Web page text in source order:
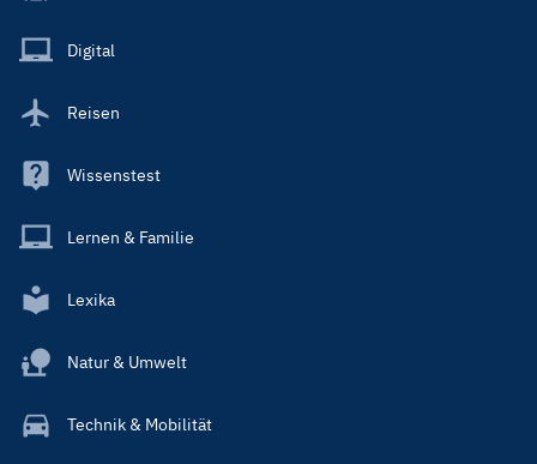
Main
Digital
Reisen
Wissenstest
Lernen & Familie
Lexika
Natur & Umwelt
Technik & Mobilität